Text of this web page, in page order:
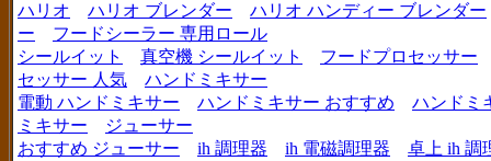
ハリオ
ハリオ ブレンダー
ハリオ ハンディー ブレンダー
ー
フードシーラー 専用ロール
シールイット
真空機 シールイット
フードプロセッサー
セッサー 人気
ハンドミキサー
電動 ハンドミキサー
ハンドミキサー おすすめ
ハンドミ
ミキサー
ジューサー
おすすめ ジューサー
ih 調理器 ih 電磁調理器
卓上 ih 調